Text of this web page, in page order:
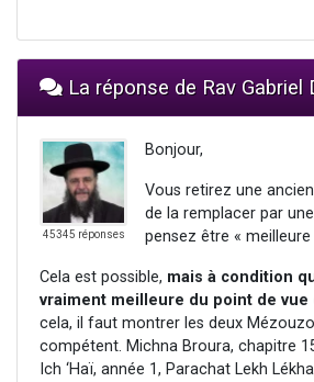
La réponse de Rav Gabriel
45345 réponses
Bonjour,
Vous retirez une
de la remplacer par
pensez être « meilleure
Cela est possible, mais à condition
vraiment meilleure du point de vue
cela, il faut montrer les deux
compétent. Michna Broura, chapitre
Ich ‘Haï, année 1, Parachat Lekh